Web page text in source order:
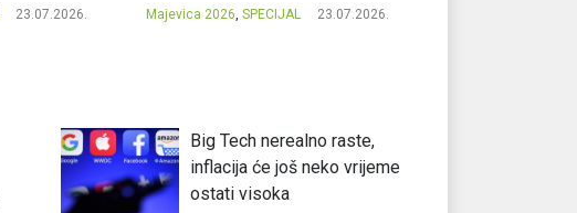
23.07.2026. Majevica 2026, SPECIJAL 23.07.2026.
Big Tech nerealno raste,
inflacija će još neko vrijeme
ostati visoka